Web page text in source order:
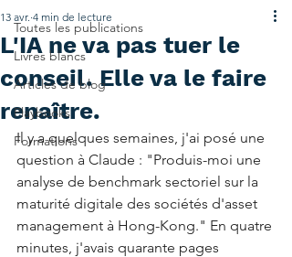
Toutes les publications
Livres blancs
Articles de blog
Playbooks
Formations
L'IA ne va pas tuer le
conseil. Elle va le faire
renaître.
13 avr. 4 min de lecture
Il y a quelques semaines, j'ai posé une
question à Claude : "Produis-moi une
analyse de benchmark sectoriel sur la
maturité digitale des sociétés d'asset
management à Hong-Kong." En quatre
minutes, j'avais quarante pages